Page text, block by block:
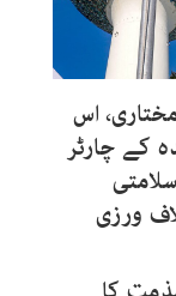
اس
کے چارٹر
2817 کی خلاف ورزی